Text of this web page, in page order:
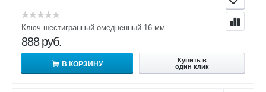
Ключ шестигранный омедненный 16 мм
888 руб.
В КОРЗИНУ
Купить в
один клик